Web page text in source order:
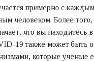
примерно с
человеком. Более того,
что вы находитесь
19 также может быть
которые ученые